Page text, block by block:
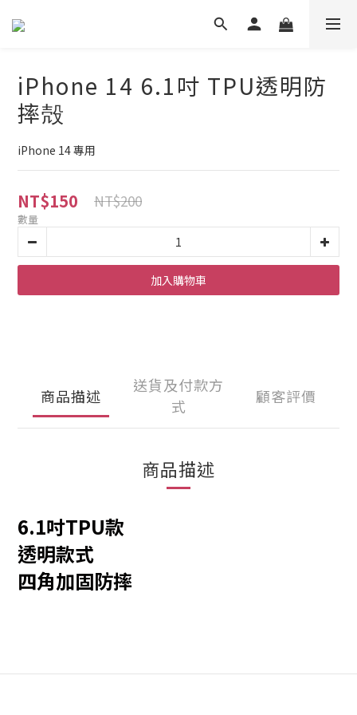
iPhone 14 6.1吋 TPU透明防
摔殻
iPhone 14 專用
NT$150 NT$200
數量
加入購物車
商品描述
送貨及付款方
式
顧客評價
商品描述
6.1吋TPU款
透明款式
四角加固防摔